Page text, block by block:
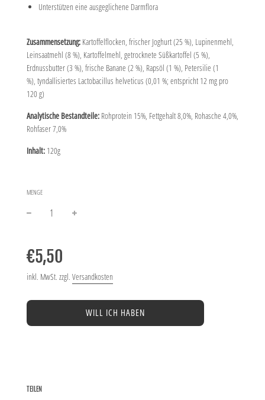
Unterstützen eine ausgeglichene Darmflora
Zusammensetzung: Kartoffelflocken, frischer Joghurt (25 %), Lupinenmehl,
Leinsaatmehl (8 %), Kartoffelmehl, getrocknete Süßkartoffel (5 %),
Erdnussbutter (3 %), frische Banane (2 %), Rapsöl (1 %), Petersilie (1
%), tyndallisiertes Lactobacillus helveticus (0,01 %; entspricht 12 mg pro
120 g)
Analytische Bestandteile: Rohprotein 15%, Fettgehalt 8,0%, Rohasche 4,0%,
Rohfaser 7,0%
Inhalt: 120g
MENGE
Preis
€5,50
inkl. MwSt. zzgl. Versandkosten
WILL ICH HABEN
TEILEN